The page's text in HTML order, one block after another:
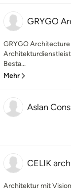
GRYGO
GRYGO
Besta...
Mehr
Aslan
CELIK
Architektur mit